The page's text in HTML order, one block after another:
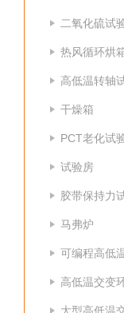
二氧化硫试
热风循环烘
高低温转轴
干燥箱
PCT老化试
试验房
胶带保持力
马弗炉
可编程高低
高低温交变